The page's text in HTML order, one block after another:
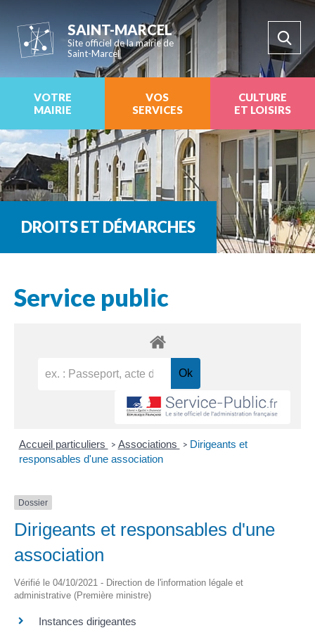
SAINT-MARCEL
Site officiel de la mairie de
Saint-Marcel
VOTRE
MAIRIE
VOS
SERVICES
CULTURE
ET LOISIRS
DROITS ET DÉMARCHES
Service public
Accueil particuliers > Associations > Dirigeants et
responsables d'une association
Dossier
Dirigeants et responsables d'une
association
Vérifié le 04/10/2021 - Direction de l'information légale et
administrative (Première ministre)
Instances dirigeantes